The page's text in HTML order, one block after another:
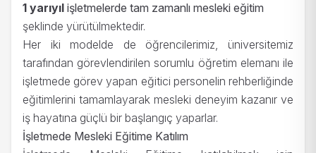
1 yarıyıl işletmelerde tam zamanlı mesleki eğitim
şeklinde yürütülmektedir.
Her iki modelde de öğrencilerimiz, üniversitemiz
tarafından görevlendirilen sorumlu öğretim elemanı ile
işletmede görev yapan eğitici personelin rehberliğinde
eğitimlerini tamamlayarak mesleki deneyim kazanır ve
iş hayatına güçlü bir başlangıç yaparlar.
İşletmede Mesleki Eğitime Katılım